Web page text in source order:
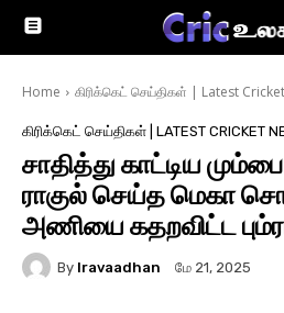
Home கிரிக்கெட் செய்திகள் | Latest
கிரிக்கெட் செய்திகள் | LATEST CRICKET
சாதித்து காட்டிய
ராகுல் செய்த மெகா
அணியை கதறவிட்ட
By Iravaadhan மே 21, 2025